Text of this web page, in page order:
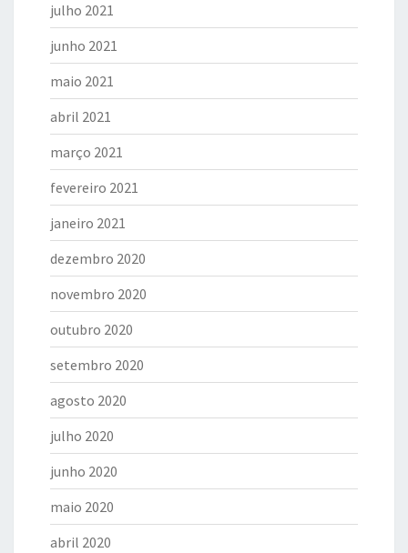
julho 2021
junho 2021
maio 2021
abril 2021
março 2021
fevereiro 2021
janeiro 2021
dezembro 2020
novembro 2020
outubro 2020
setembro 2020
agosto 2020
julho 2020
junho 2020
maio 2020
abril 2020